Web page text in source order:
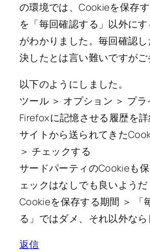
の環境では、Cookieを保存
を「毎回確認する」以外に
がわかりました。毎回確認
決したとは言い難いですがご
以下のようにしました。
ツール ＞ オプション ＞ プ
Firefoxに記憶させる履歴を
サイトから送られてきた
＞ チェックする
サードパーティのCookieも
ェックはなしでも良いようだ
Cookieを保存する期間 ＞ 「
る」ではダメ、それ以外な
返信